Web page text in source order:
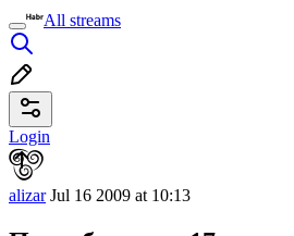
All streams
Login
alizarJul 16 2009 at 10:13